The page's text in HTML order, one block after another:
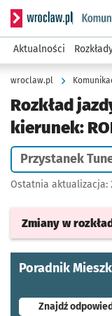
Serwis
Aktualności
wroclaw.pl
Rozkład
kierunek:
Przystanek
Ostatnia aktualizacja:
Zmiany w
Poradnik
Znajdź